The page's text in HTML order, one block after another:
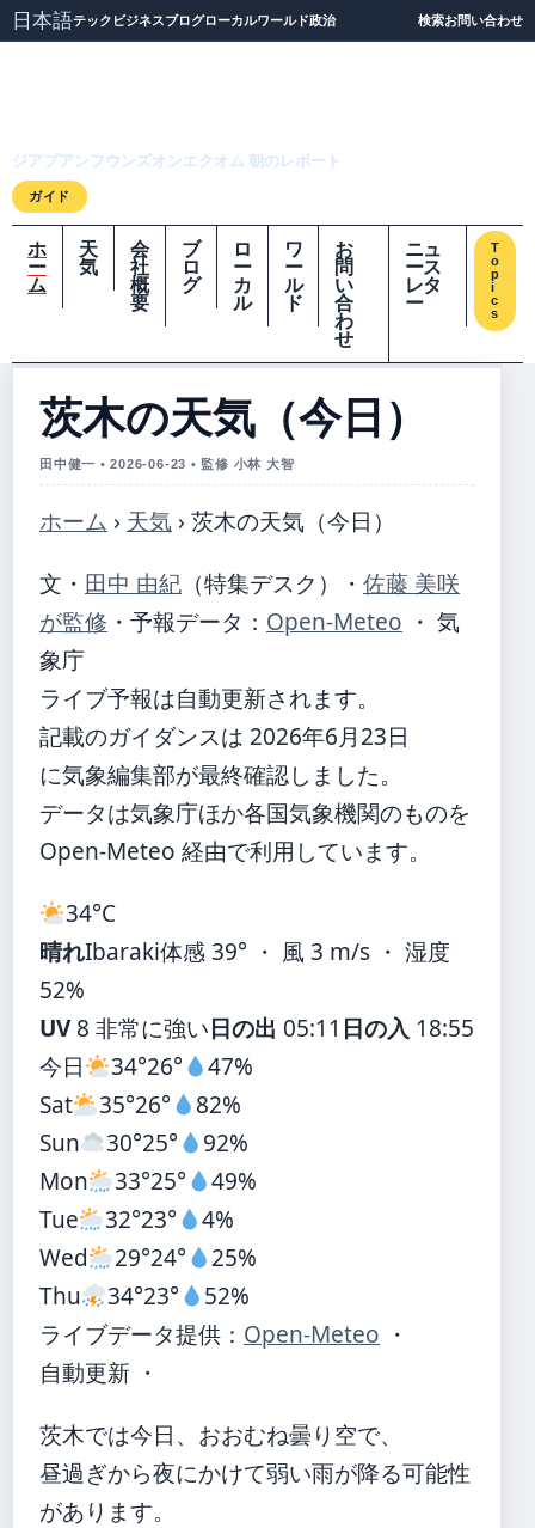
日本語テック ビジネスブログローカルワールド政治 検索お問い合わせ
ジアプアンフウンズオンエクオム 朝のレポート
ガイド
ホ
ー
ム
天
気
会
社
概
要
ブ
ロ
グ
ロ
ー
カ
ル
ワ
ー
ル
ド
お
問
い
合
わ
せ
ニュ
ース
レタ
ー
T
o
p
i
c
s
茨木の天気（今日）
田中健一 • 2026-06-23 • 監修 小林 大智
ホーム › 天気 › 茨木の天気（今日）
文・ 田中 由紀 （特集デスク） ・ 佐藤 美咲
が監修 ・ 予報データ： Open-Meteo ・ 気
象庁
ライブ予報は自動更新されます。
記載のガイダンスは 2026年6月23日
に気象編集部が最終確認しました。
データは気象庁ほか各国気象機関のものを
Open-Meteo 経由で利用しています。
34°C
晴れIbaraki体感 39° ・ 風 3 m/s ・ 湿度
52%
UV8 非常に強い日の出 05:11 日の入 18:55
今日
34°26°
47%
Sat
35°26°
82%
Sun
30°25°
92%
Mon
33°25°
49%
Tue
32°23°
4%
Wed
29°24°
25%
Thu
34°23°
52%
ライブデータ提供： Open-Meteo ・
自動更新 ・
茨木では今日、おおむね曇り空で、
昼過ぎから夜にかけて弱い雨が降る可能性
があります。